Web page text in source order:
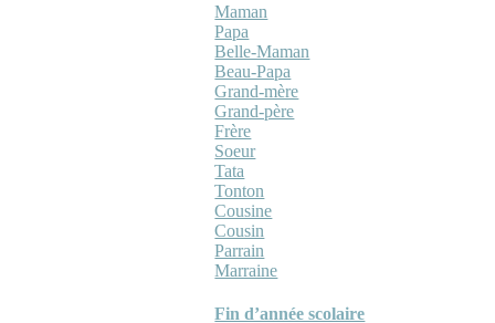
Maman
Papa
Belle-Maman
Beau-Papa
Grand-mère
Grand-père
Frère
Soeur
Tata
Tonton
Cousine
Cousin
Parrain
Marraine
Fin d’année scolaire